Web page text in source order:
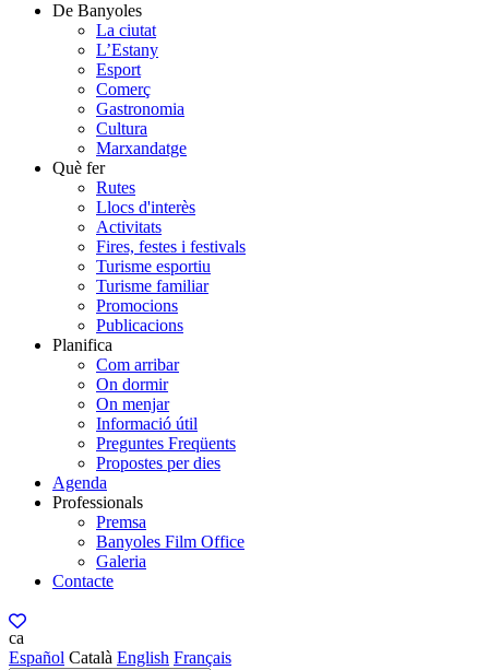
De Banyoles
La ciutat
L’Estany
Esport
Comerç
Gastronomia
Cultura
Marxandatge
Què fer
Rutes
Llocs d'interès
Activitats
Fires, festes i festivals
Turisme esportiu
Turisme familiar
Promocions
Publicacions
Planifica
Com arribar
On dormir
On menjar
Informació útil
Preguntes Freqüents
Propostes per dies
Agenda
Professionals
Premsa
Banyoles Film Office
Galeria
Contacte
ca
Español Català English Français